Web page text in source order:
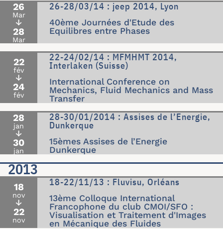
26
Mar
↓
28
Mar
26-28/03/14 : jeep 2014, Lyon
40ème Journées d'Etude des
Equilibres entre Phases
22
fév
↓
24
fév
22-24/02/14 : MFMHMT 2014,
Interlaken (Suisse)
International Conference on
Mechanics, Fluid Mechanics and Mass
Transfer
28
jan
↓
30
jan
28-30/01/2014 : Assises de l’Energie,
Dunkerque
15èmes Assises de l’Energie
Dunkerque
2013
18
nov
↓
22
nov
18-22/11/13 : Fluvisu, Orléans
13ème Colloque International
Francophone du club CMOI/SFO :
Visualisation et Traitement d'Images
en Mécanique des Fluides